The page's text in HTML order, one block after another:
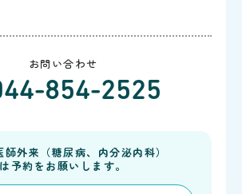
お問い合わせ
854-2525
師外来（糖尿病、内分泌内科）
は予約をお願いします。